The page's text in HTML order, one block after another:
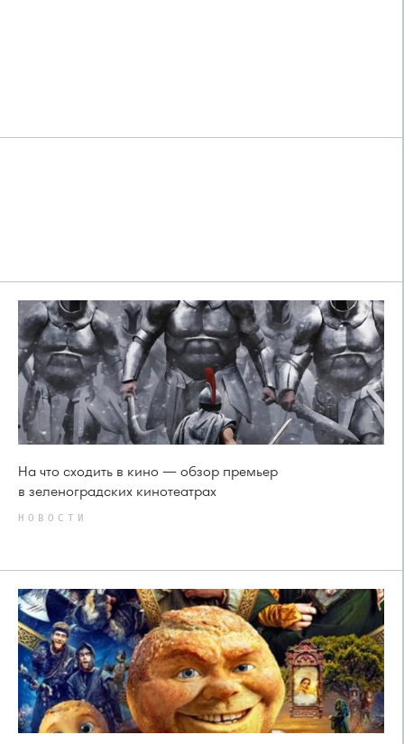
На что сходить в кино — обзор премьер
в зеленоградских кинотеатрах
НОВОСТИ